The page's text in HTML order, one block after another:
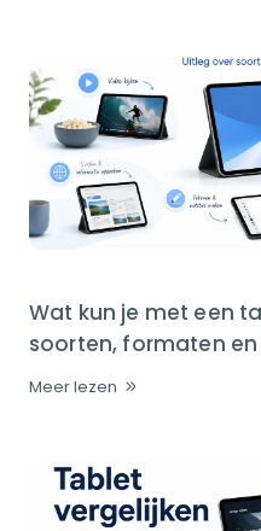
Wat kun je met een
soorten, formaten
Meer lezen